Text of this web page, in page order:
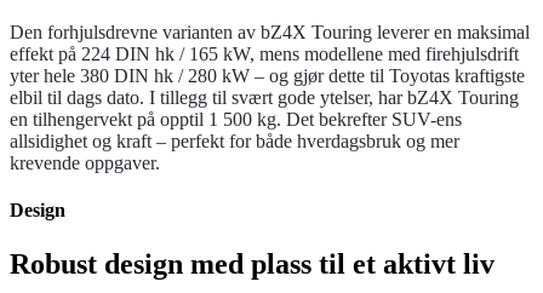
Den forhjulsdrevne varianten av bZ4X Touring leverer en maksimal
effekt på 224 DIN hk / 165 kW, mens modellene med firehjulsdrift
yter hele 380 DIN hk / 280 kW – og gjør dette til Toyotas kraftigste
elbil til dags dato. I tillegg til svært gode ytelser, har bZ4X Touring
en tilhengervekt på opptil 1 500 kg. Det bekrefter SUV-ens
allsidighet og kraft – perfekt for både hverdagsbruk og mer
krevende oppgaver.
Design
Robust design med plass til et aktivt liv